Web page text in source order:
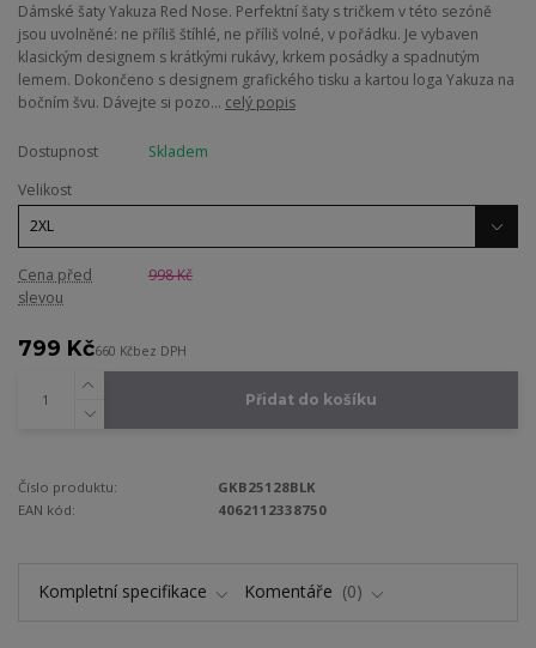
Dámské šaty Yakuza Red Nose. Perfektní šaty s tričkem v této sezóně
jsou uvolněné: ne příliš štíhlé, ne příliš volné, v pořádku. Je vybaven
klasickým designem s krátkými rukávy, krkem posádky a spadnutým
lemem. Dokončeno s designem grafického tisku a kartou loga Yakuza na
bočním švu. Dávejte si pozo... celý popis
Dostupnost
Skladem
Velikost
Cena před
slevou
998 Kč
799 Kč660 Kčbez DPH
Přidat do košíku
Číslo produktu:
GKB25128BLK
EAN kód:
4062112338750
Kompletní specifikace Komentáře 0